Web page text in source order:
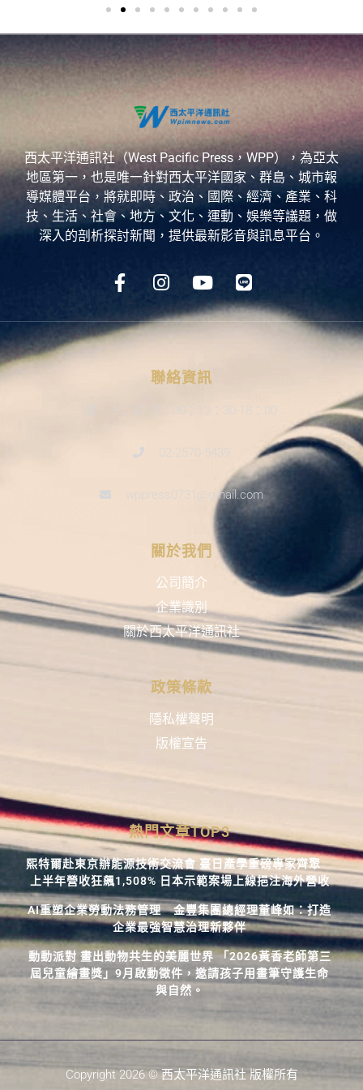
西太平洋通訊社（West Pacific Press，WPP），為亞太
地區第一，也是唯一針對西太平洋國家、群島、城市報
導媒體平台，將就即時、政治、國際、經濟、產業、科
技、生活、社會、地方、文化、運動、娛樂等議題，做
深入的剖析探討新聞，提供最新影音與訊息平台。
聯絡資訊
9：30-12：00；13：30-18：00
02-2570-5439
wppress0731@gmail.com
關於我們
公司簡介
企業識別
關於西太平洋通訊社
政策條款
隱私權聲明
版權宣告
熱門文章TOP3
熙特爾赴東京辦能源技術交流會 臺日產學重磅專家齊聚
上半年營收狂飆1,508% 日本示範案場上線挹注海外營收
AI重塑企業勞動法務管理 金豐集團總經理董峰如：打造
企業最強智慧治理新夥伴
動動派對 畫出動物共生的美麗世界 「2026黃香老師第三
屆兒童繪畫獎」9月啟動徵件，邀請孩子用畫筆守護生命
與自然。
Copyright 2026 © 西太平洋通訊社 版權所有